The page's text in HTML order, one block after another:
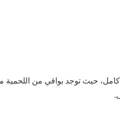
حيث توجد بواقي من اللحمية